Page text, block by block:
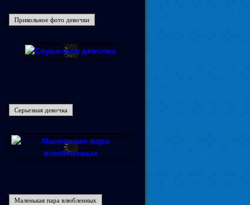
Прикольное фото девочки
Серьезная девочка
Маленькая пара влюбленных